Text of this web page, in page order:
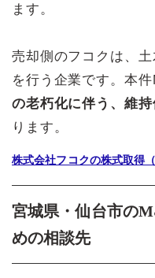
ます。
売却側のフコクは、
を行う企業です。本
の老朽化に伴う、維
ります。
株式会社フコクの株式取得
宮城県・仙台市の
めの相談先